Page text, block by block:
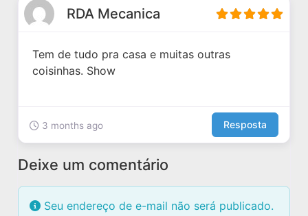
RDA Mecanica
Tem de tudo pra casa e muitas outras
coisinhas. Show
3 months ago Resposta
Deixe um comentário
Seu endereço de e-mail não será publicado.